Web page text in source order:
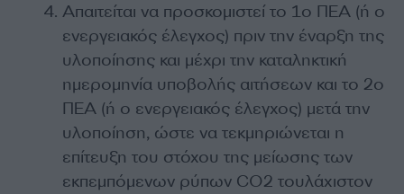
Απαιτείται να προσκομιστεί το 1ο ΠΕΑ (ή ο
ενεργειακός έλεγχος) πριν την έναρξη της
υλοποίησης και μέχρι την καταληκτική
ημερομηνία υποβολής αιτήσεων και το 2ο
ΠΕΑ (ή ο ενεργειακός έλεγχος) μετά την
υλοποίηση, ώστε να τεκμηριώνεται η
επίτευξη του στόχου της μείωσης των
εκπεμπόμενων ρύπων CO2 τουλάχιστον